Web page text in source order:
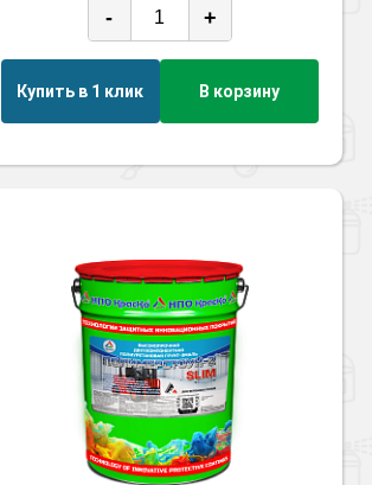
- +
Купить в 1 клик В корзину